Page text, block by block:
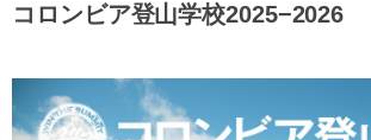
コロンビア登山学校2025−2026